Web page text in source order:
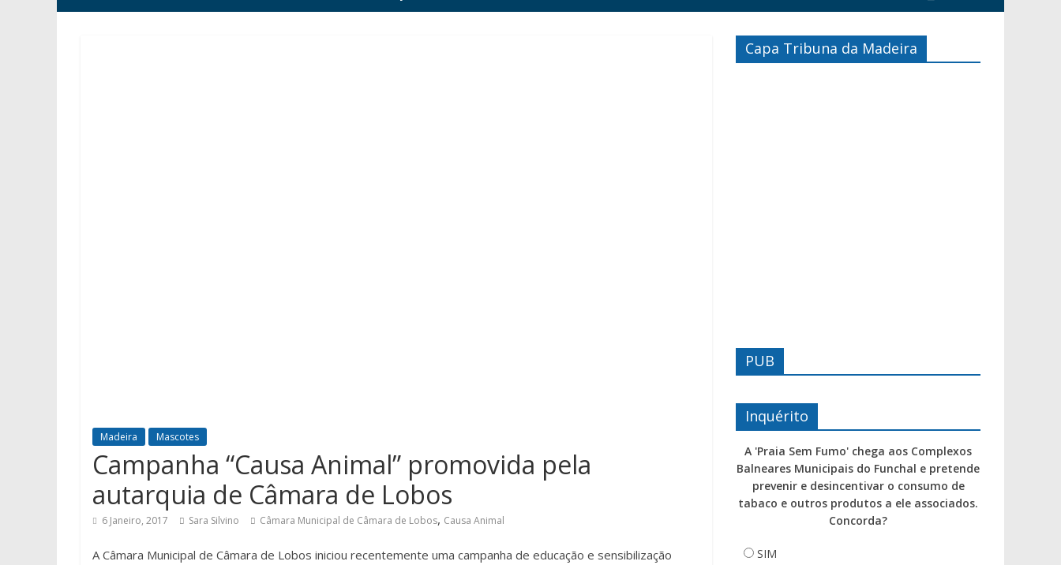
Madeira Mascotes
Campanha “Causa Animal” promovida pela
autarquia de Câmara de Lobos
6 Janeiro, 2017 Sara Silvino Câmara Municipal de Câmara de Lobos, Causa Animal
A Câmara Municipal de Câmara de Lobos iniciou recentemente uma campanha de educação e sensibilização
Capa Tribuna da Madeira
PUB
Inquérito
A 'Praia Sem Fumo' chega aos Complexos
Balneares Municipais do Funchal e pretende
prevenir e desincentivar o consumo de
tabaco e outros produtos a ele associados.
Concorda?
SIM